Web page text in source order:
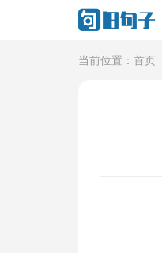
当前位置： 首页